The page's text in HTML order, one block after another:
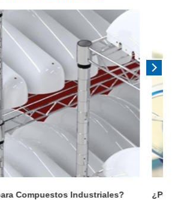
cuartos limpios?